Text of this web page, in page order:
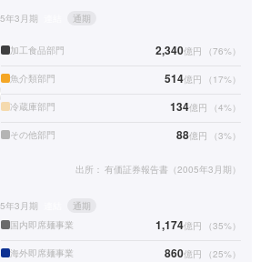
年3月期 通期
加工食品部門 2,340億円 （76%）
魚介類部門 514億円 （ 17%）
冷蔵庫部門 134億円 （4%）
その他部門 88億円 （3%）
出所： 有価証券報告書（2005年3月期）
年3月期
通期
国内即席麺事業
1,174億円 （35%）
海外即席麺事業 860億円 （25%）